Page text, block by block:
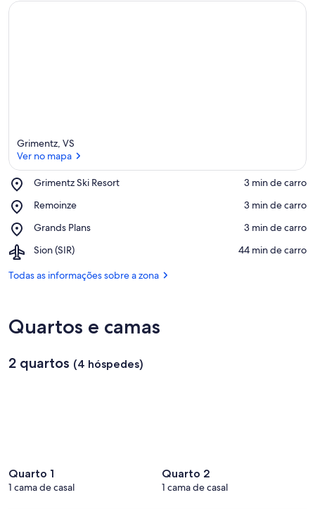
Grimentz, VS
Ver no mapa
Grimentz Ski Resort
Place,
Ski
‪3 min de carro‬
Remoinze
Place,
‪3 min de carro‬
Grands Plans
Place,
Plans
‪3 min de carro‬
Sion (SIR)
Airport,
(SIR)
‪44 min de carro‬
Todas as informações sobre a zona
Quartos e camas
2 quartos (4 hóspedes)
Quarto 1
1 cama de casal
Quarto 2
1 cama de casal